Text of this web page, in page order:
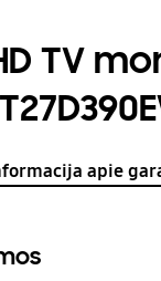
TV
apie